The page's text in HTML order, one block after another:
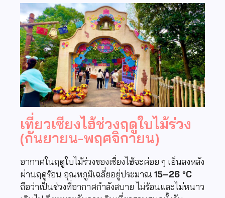
เที่ยวเซียงไฮ้ช่วงฤดูใบไม้ร่วง
(กันยายน-พฤศจิกายน)
อากาศในฤดูใบไม้ร่วงของเซี่ยงไฮ้จะค่อย ๆ เย็นลงหลัง
ผ่านฤดูร้อน อุณหภูมิเฉลี่ยอยู่ประมาณ 15–26 °C
ถือว่าเป็นช่วงที่อากาศกำลังสบาย ไม่ร้อนและไม่หนาว